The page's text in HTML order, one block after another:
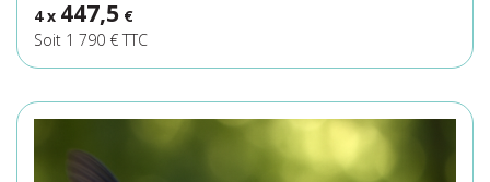
4 x 447,5 €
Soit 1 790 € TTC